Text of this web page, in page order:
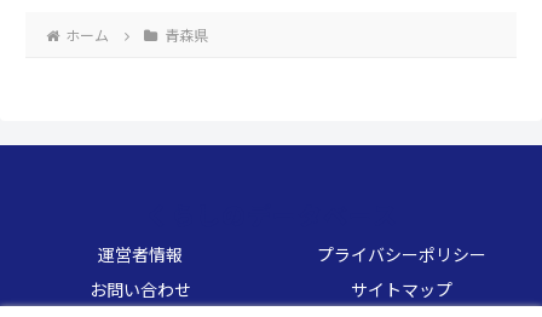
ホーム 青森県
運営者情報
プライバシーポリシー
お問い合わせ
サイトマップ